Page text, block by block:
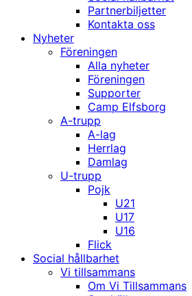
Partnerbiljetter
Kontakta oss
Nyheter
Föreningen
Alla nyheter
Föreningen
Supporter
Camp Elfsborg
A-trupp
A-lag
Herrlag
Damlag
U-trupp
Pojk
U21
U17
U16
Flick
Social hållbarhet
Vi tillsammans
Om Vi Tillsammans